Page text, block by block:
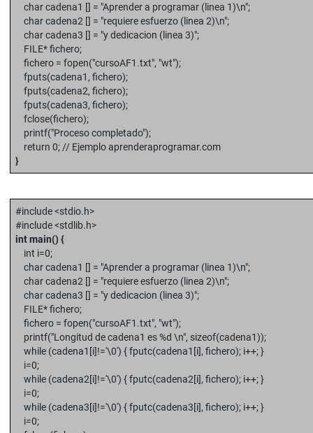
char cadena1 [] = "Aprender a programar (linea 1)\n";
char cadena2 [] = "requiere esfuerzo (linea 2)\n";
char cadena3 [] = "y dedicacion (linea 3)";
FILE* fichero;
fichero = fopen("cursoAF1.txt", "wt");
fputs(cadena1, fichero);
fputs(cadena2, fichero);
fputs(cadena3, fichero);
fclose(fichero);
printf("Proceso completado");
return 0; // Ejemplo aprenderaprogramar.com
}
#include <stdio.h>
#include <stdlib.h>
int main() {
int i=0;
char cadena1 [] = "Aprender a programar (linea 1)\n";
char cadena2 [] = "requiere esfuerzo (linea 2)\n";
char cadena3 [] = "y dedicacion (linea 3)";
FILE* fichero;
fichero = fopen("cursoAF1.txt", "wt");
printf("Longitud de cadena1 es %d \n", sizeof(cadena1));
while (cadena1[i]!='\0') { fputc(cadena1[i], fichero); i++; }
i=0;
while (cadena2[i]!='\0') { fputc(cadena2[i], fichero); i++; }
i=0;
while (cadena3[i]!='\0') { fputc(cadena3[i], fichero); i++; }
i=0;